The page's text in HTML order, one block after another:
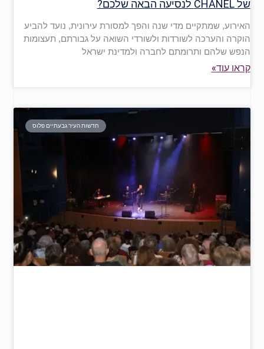
של CHANEL לנסיעה הבאה שלכם?
האירוע, שמתקיים מדי שנה והפך למסורת עירונית, נועד להביע
הוקרה והערכה לשורדות ולשורדי השואה על גבורתם, תעצומות
הנפש שלהם ותרומתם לחברה ולמדינת ישראל
קראו עוד»
חדשות העיר גבעתיים פלוס